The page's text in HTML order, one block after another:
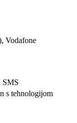
Vodafone
SMS
s tehnologijom